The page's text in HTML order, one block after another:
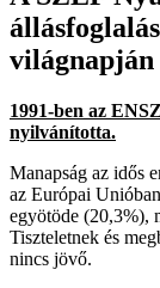
világnapján
1991-ben az
nyilvánította.
Manapság az idős
az Európai
egyötöde (20,3%),
Tiszteletnek és
nincs jövő.